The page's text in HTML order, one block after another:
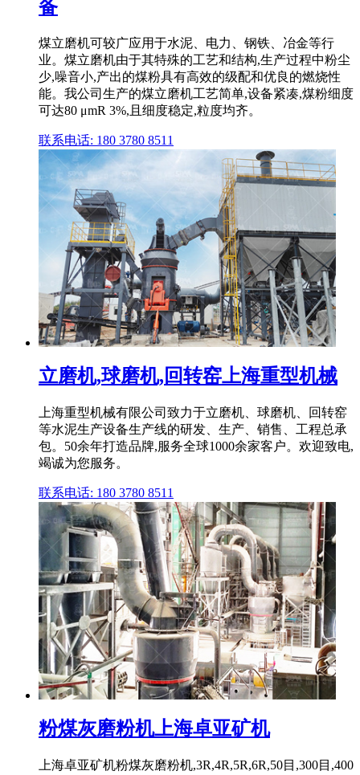
备
煤立磨机可较广应用于水泥、电力、钢铁、冶金等行
业。煤立磨机由于其特殊的工艺和结构,生产过程中粉尘
少,噪音小,产出的煤粉具有高效的级配和优良的燃烧性
能。我公司生产的煤立磨机工艺简单,设备紧凑,煤粉细度
可达80 μmR 3%,且细度稳定,粒度均齐。
联系电话: 180 3780 8511
立磨机,球磨机,回转窑上海重型机械
上海重型机械有限公司致力于立磨机、球磨机、回转窑
等水泥生产设备生产线的研发、生产、销售、工程总承
包。50余年打造品牌,服务全球1000余家客户。欢迎致电,
竭诚为您服务。
联系电话: 180 3780 8511
粉煤灰磨粉机上海卓亚矿机
上海卓亚矿机粉煤灰磨粉机,3R,4R,5R,6R,50目,300目,400